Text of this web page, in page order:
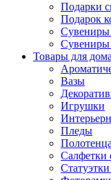
Подарки
Подарок
Сувениры
Сувениры
Товары для дома
Вазы
Игрушки
Пледы
Салфетки